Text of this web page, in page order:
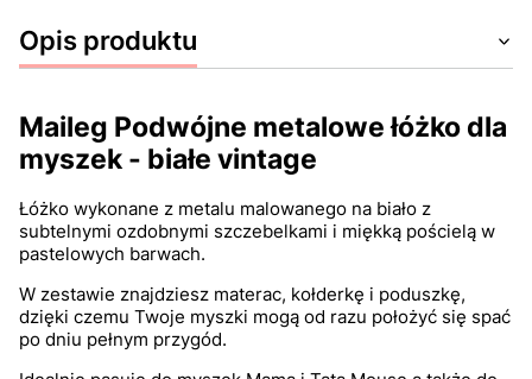
Opis produktu
Maileg Podwójne metalowe łóżko dla
myszek - białe vintage
Łóżko wykonane z metalu malowanego na biało z
subtelnymi ozdobnymi szczebelkami i miękką pościelą w
pastelowych barwach.
W zestawie znajdziesz materac, kołderkę i poduszkę,
dzięki czemu Twoje myszki mogą od razu położyć się spać
po dniu pełnym przygód.